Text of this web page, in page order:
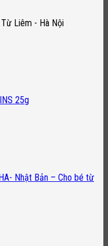
Liêm - Hà Nội
25g
Nhật Bản – Cho bé từ